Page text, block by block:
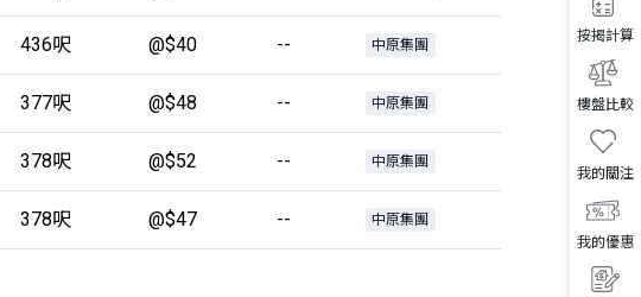
我的優惠
我的關注
樓盤比較
按揭計算
436呎 @$40 -- 中原集團
377呎 @$48 -- 中原集團
378呎 @$52 -- 中原集團
378呎 @$47 -- 中原集團